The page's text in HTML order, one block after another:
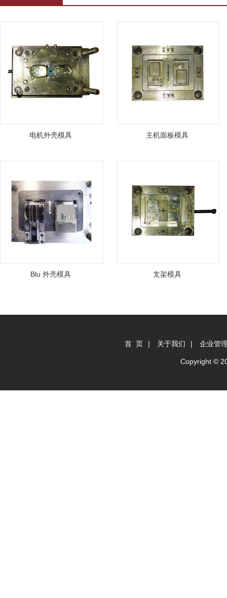
电机外壳模具 主机面板模具
Blu 外壳模具 支架模具
首 页 | 关于我们 | 企业管
Copyright ©